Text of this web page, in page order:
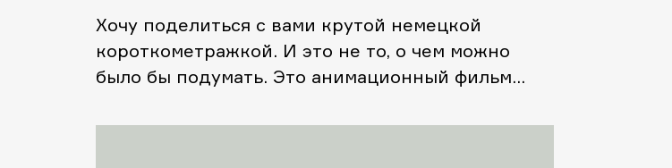
Хочу поделиться с вами крутой немецкой
короткометражкой. И это не то, о чем можно
было бы подумать. Это анимационный фильм
интересно. Выполненный в серых цветах, без